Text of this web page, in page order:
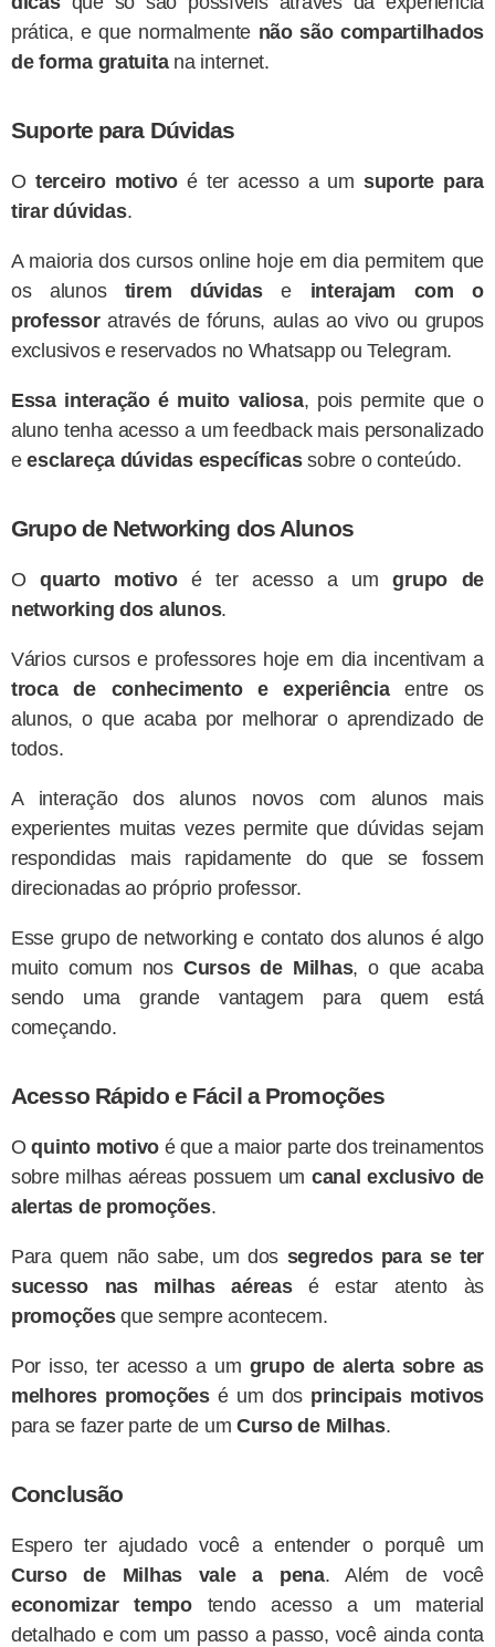
prática, e que normalmente não são compartilhados
de forma gratuitana internet.
Suporte para Dúvidas
O terceiro motivo é ter acesso a um suporte para
tirar dúvidas.
A maioria dos cursos online hoje em dia permitem que
os alunos tirem dúvidase interajam com o
professoratravés de fóruns, aulas ao vivo ou grupos
exclusivos e reservados no Whatsapp ou Telegram.
Essa interação é muito valiosa, pois permite que o
aluno tenha acesso a um feedback mais personalizado
eesclareça dúvidas específicassobre o conteúdo.
Grupo de Networking dos Alunos
Oquarto motivoé ter acesso a umgrupo de
networking dos alunos.
Vários cursos e professores hoje em dia incentivam a
troca de conhecimento e experiênciaentre os
alunos, o que acaba por melhorar o aprendizado de
todos.
A interação dos alunos novos com alunos mais
experientes muitas vezes permite que dúvidas sejam
respondidas mais rapidamente do que se fossem
direcionadas ao próprio professor.
Esse grupo de networking e contato dos alunos é algo
muito comum nos Cursos de Milhas, o que acaba
sendo uma grande vantagem para quem está
começando.
Acesso Rápido e Fácil a Promoções
Oquinto motivoé que a maior parte dos treinamentos
sobre milhas aéreas possuem um canal exclusivo de
alertas de promoções.
Para quem não sabe, um dos segredos para se ter
sucesso nas milhas aéreasé estar atento às
promoçõesque sempre acontecem.
Por isso, ter acesso a um grupo de alerta sobre as
melhores promoçõesé um dos principais motivos
para se fazer parte de um Curso de Milhas.
Conclusão
Espero ter ajudado você a entender o porquê um
Curso de Milhas vale a pena. Além de você
economizar tempotendo acesso a um material
detalhado e com um passo a passo, você ainda conta